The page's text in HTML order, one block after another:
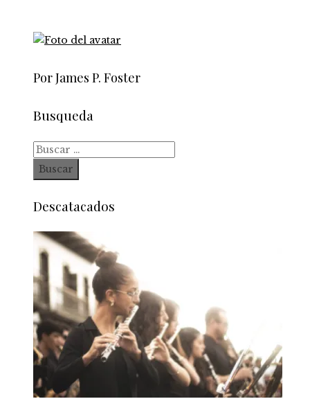
Por James P. Foster
Busqueda
Buscar:
Descatacados